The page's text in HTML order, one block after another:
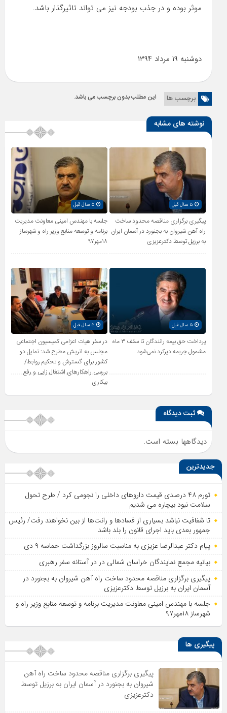
موثر بوده و در جذب بودجه نیز می تواند تاثیرگذار باشد.
دوشنبه ۱۹ مرداد ۱۳۹۴
برچسب ها این مطلب بدون برچسب می باشد.
نوشته های مشابه
۵ سال قبل
پیگیری برگزاری مناقصه محدود ساخت
راه آهن شیروان به بجنورد در آسمان ایران
به برزیل توسط دکترعزیزی
۵ سال قبل
جلسه با مهندس امینی معاونت مدیریت
برنامه و توسعه منابع وزیر راه و شهرساز
۱۸مهر۹۷
۵ سال قبل
پرداخت حق بیمه رانندگان تا سقف ۳ ماه
مشمول جریمه دیرکرد نمی‌شود
۵ سال قبل
در سفر هیات اعزامی کمیسیون اجتماعی
مجلس به اتریش مطرح شد: تمایل دو
کشور برای گسترش و تحکیم روابط/
بررسی راهکارهای اشتغال زایی و رفع
بیکاری
ثبت دیدگاه
دیدگاهها بسته است.
جدیدترین
تورم ۴۸ درصدی قیمت داروهای داخلی را نجومی کرد / طرح تحول
سلامت نبود بیچاره می شدیم
تا شفافیت نباشد بسیاری از فساد‌ها و رانت‌ها از بین نخواهند رفت/ رئیس
جمهور بعدی باید اجرای قانون را بلد باشد
پیام دکتر عبدالرضا عزیزی به مناسبت سالروز بزرگداشت حماسه ۹ دی
بیانیه مجمع نمایندگان خراسان شمالی در در آستانه سفر رهبری
پیگیری برگزاری مناقصه محدود ساخت راه آهن شیروان به بجنورد در
آسمان ایران به برزیل توسط دکترعزیزی
جلسه با مهندس امینی معاونت مدیریت برنامه و توسعه منابع وزیر راه و
شهرساز ۱۸مهر۹۷
پیگیری ها
پیگیری برگزاری مناقصه محدود ساخت راه آهن
شیروان به بجنورد در آسمان ایران به برزیل توسط
دکترعزیزی